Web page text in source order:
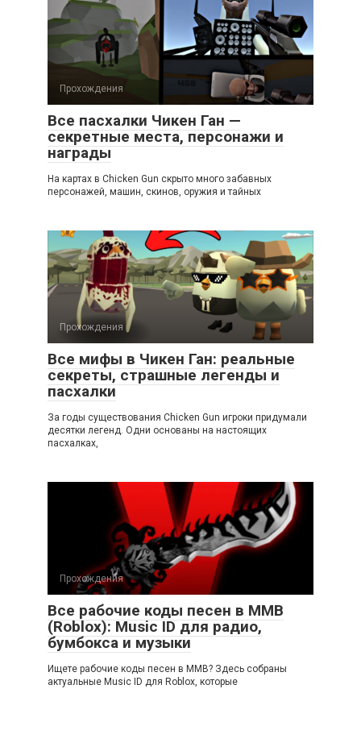
Прохождения
Все пасхалки Чикен Ган —
секретные места, персонажи и
награды
На картах в Chicken Gun скрыто много забавных
персонажей, машин, скинов, оружия и тайных
Прохождения
Все мифы в Чикен Ган: реальные
секреты, страшные легенды и
пасхалки
За годы существования Chicken Gun игроки придумали
десятки легенд. Одни основаны на настоящих
пасхалках,
Прохождения
Все рабочие коды песен в ММВ
(Roblox): Music ID для радио,
бумбокса и музыки
Ищете рабочие коды песен в ММВ? Здесь собраны
актуальные Music ID для Roblox, которые